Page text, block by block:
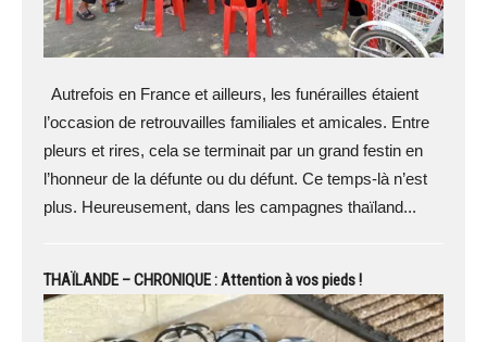
Autrefois en France et ailleurs, les funérailles étaient
l’occasion de retrouvailles familiales et amicales. Entre
pleurs et rires, cela se terminait par un grand festin en
l’honneur de la défunte ou du défunt. Ce temps-là n’est
plus. Heureusement, dans les campagnes thaïland...
THAÏLANDE – CHRONIQUE : Attention à vos pieds !